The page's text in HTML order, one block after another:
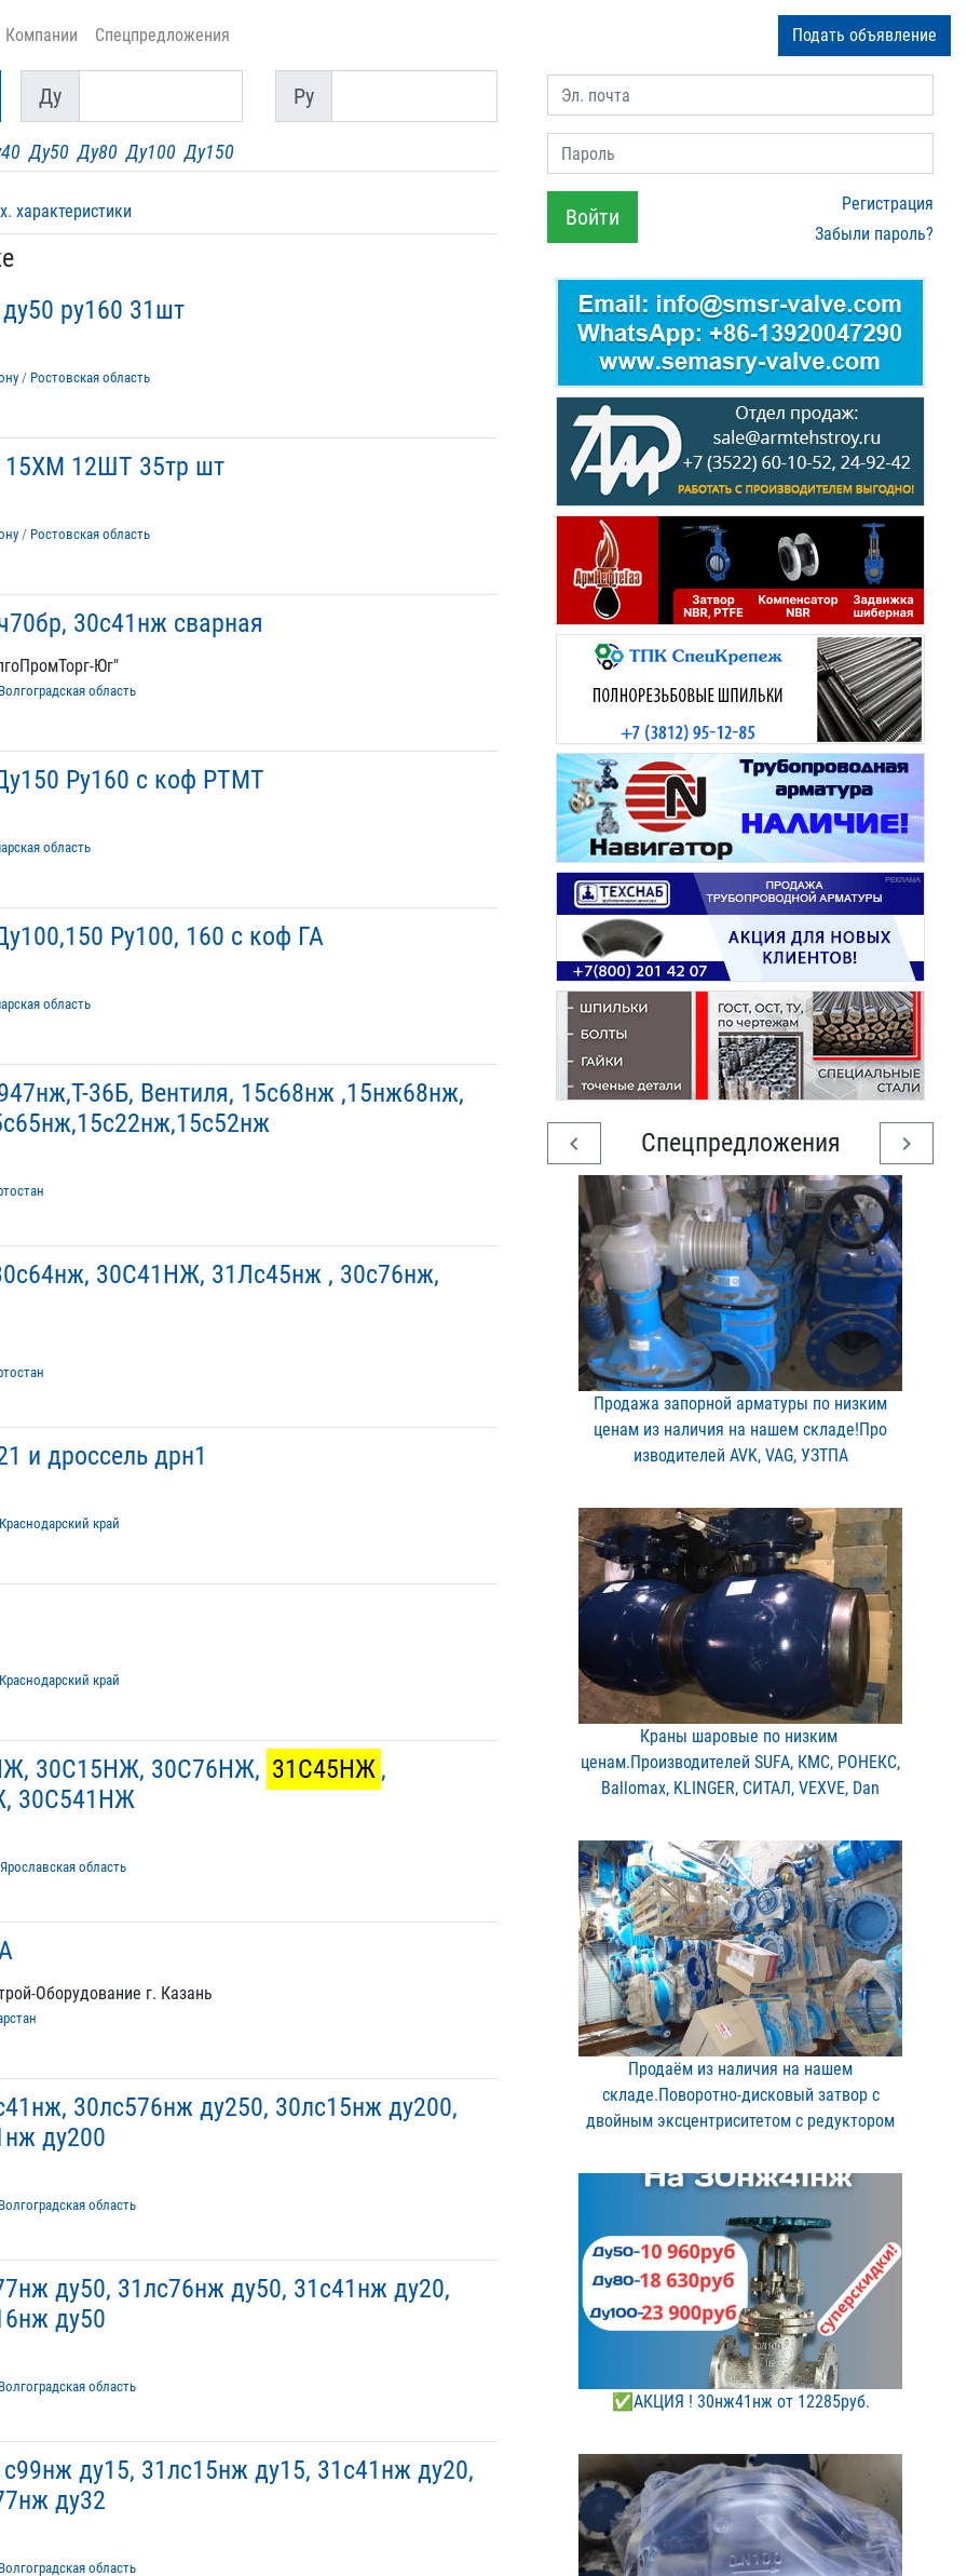
Компании Спецпредложения Подать объявление
Ду
Ду
Py
Py
Ду50 Ду80 Ду100 Ду150
характеристики
ру160 31шт
/ Ростовская область
15ХМ 12ШТ 35тр шт
/ Ростовская область
30с41нж сварная
Юг"
Волгоградская область
Ру160 с коф РТМТ
область
Ру100, 160 с коф ГА
область
36Б, Вентиля, 15с68нж ,15нж68нж,
30С41НЖ, 31Лс45нж , 30с76нж,
и дроссель дрн1
Краснодарский край
Краснодарский край
30С15НЖ, 30С76НЖ, 31С45НЖ ,
30С541НЖ
Ярославская область
Оборудование г. Казань
30лс576нж ду250, 30лс15нж ду200,
ду200
Волгоградская область
ду50, 31лс76нж ду50, 31с41нж ду20,
ду50
Волгоградская область
ду15, 31лс15нж ду15, 31с41нж ду20,
ду32
Волгоградская область
Эл. почта
Пароль
Войти
Регистрация
Забыли пароль?
chevron_left Спецпредложения chevron_right
Продажа запорной арматур​ы по низким
ценам из нал​ичия на нашем складе!Про​
изводителей AVK, VAG, УЗ​ТПА
Краны шаровые по низким ​
ценам.Производителей SUF​A, КМС, РОНЕКС,
Ballomax​, KLINGER, СИТАЛ, VEXVE,​ Dan
Продаём из наличия на на​шем
складе.Поворотно-дис​ковый затвор с
двойным э​ксцентриситетом с редукт​ором
✅АКЦИЯ ! 30нж41нж от 12​285руб.